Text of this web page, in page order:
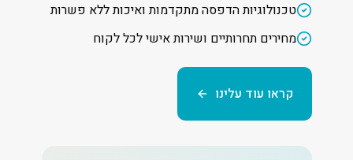
טכנולוגיות הדפסה מתקדמות ואיכות ללא פשרות
מחירים תחרותיים ושירות אישי לכל לקוח
קראו עוד עלינו